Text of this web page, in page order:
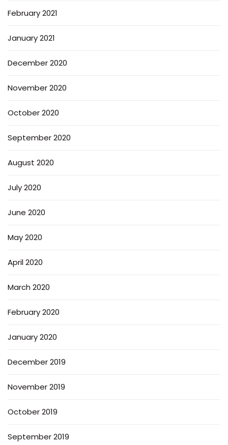
February 2021
January 2021
December 2020
November 2020
October 2020
September 2020
August 2020
July 2020
June 2020
May 2020
April 2020
March 2020
February 2020
January 2020
December 2019
November 2019
October 2019
September 2019